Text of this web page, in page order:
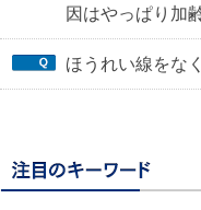
因はやっぱり加
ほうれい線をな